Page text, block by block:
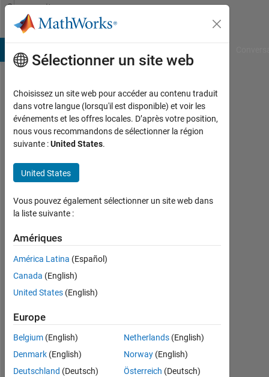
Passer au contenu
Community
Profile
Joon
Jang
Last
environ
4 ans il
|
depuis
2019
Followers:
0
Follow
Sélectionner un site web
Choisissez un site web pour accéder au contenu traduit
dans votre langue (lorsqu'il est disponible) et voir les
événements et les offres locales. D’après votre position,
nous vous recommandons de sélectionner la région
suivante :United States.
United States
Vous pouvez également sélectionner un site web dans
la liste suivante :
Amériques
América Latina (Español)
Canada (English)
United States (English)
Europe
Belgium (English)
Denmark (English)
Deutschland (Deutsch)
Netherlands(English)
Norway(English)
Österreich (Deutsch)